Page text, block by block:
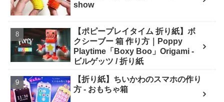
show
【ポピープレイタイム 折り紙】ボ
クシーブー 箱 作り方｜Poppy
Playtime「Boxy Boo」Origami -
ビルゲッツ / 折り紙
【折り紙】ちいかわのスマホの作り
方 - おもちゃ箱